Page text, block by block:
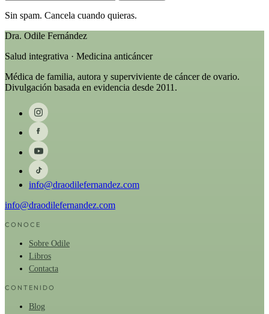
Sin spam. Cancela cuando quieras.
Dra. Odile Fernández
Salud integrativa · Medicina anticáncer
Médica de familia, autora y superviviente de cáncer de ovario.
Divulgación basada en evidencia desde 2011.
info@draodilefernandez.com
info@draodilefernandez.com
CONOCE
Sobre Odile
Libros
Contacta
CONTENIDO
Blog